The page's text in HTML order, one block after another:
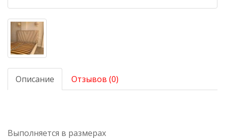
Описание Отзывов (0)
Выполняется в размерах